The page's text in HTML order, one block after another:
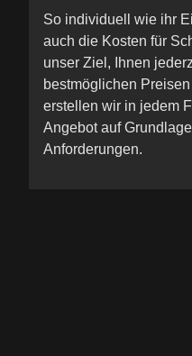
So individuell wie ihr
auch die Kosten für
unser Ziel, Ihnen
bestmöglichen
erstellen wir in jedem
Angebot auf
Anforderungen.